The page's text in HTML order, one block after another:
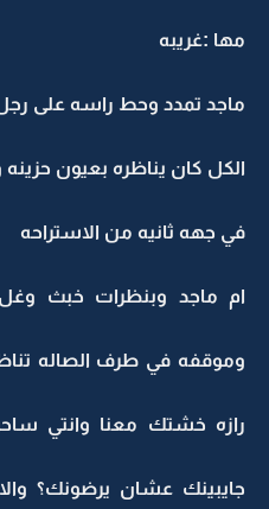
مها :غريبه
ماجد تمدد وحط راسه على
الكل كان يناظره بعيون
في جهه ثانيه من الاستراحه
ام ماجد وبنظرات خبث
وموقفه في طرف الصاله
رازه خشتك معنا وانتي
جايبينك عشان يرضونك؟